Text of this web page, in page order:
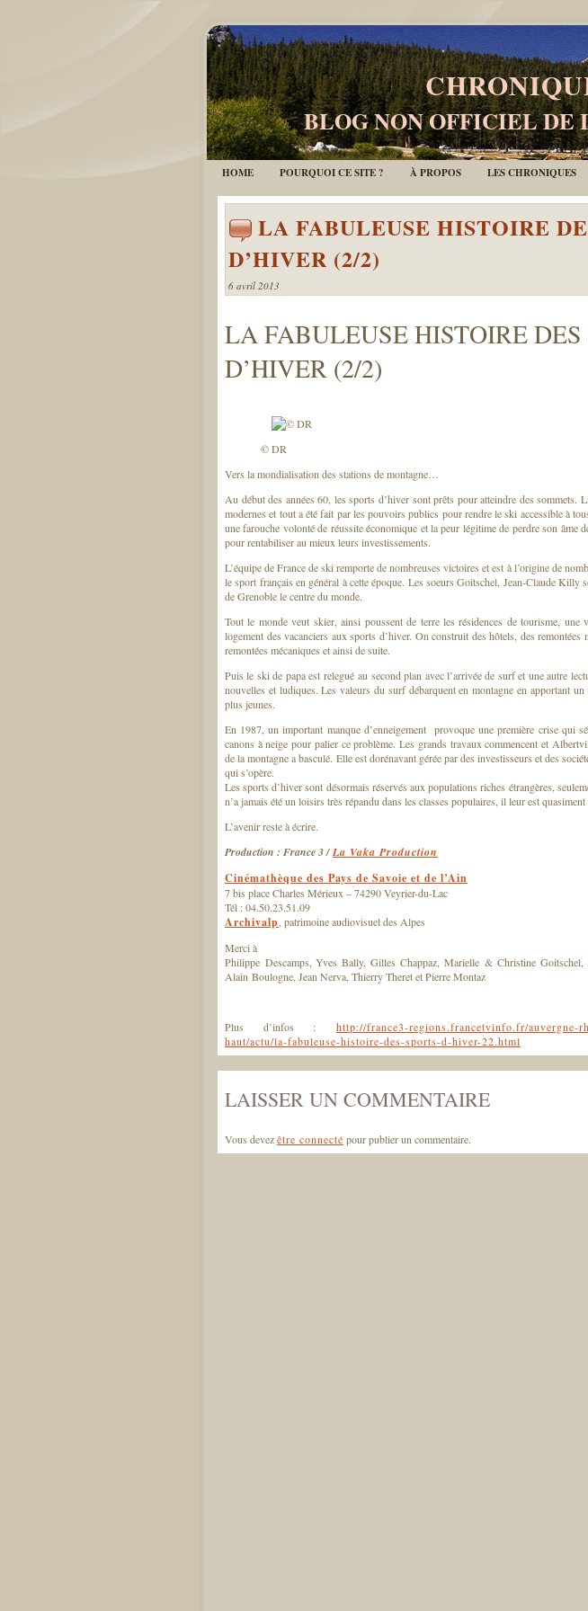
BLOG NON OFFICIEL DE
HOME POURQUOI CE SITE ? À PROPOS LES CHRONIQUES
LA FABULEUSE HISTOIRE
D’HIVER (2/2)
6 avril 2013
LA FABULEUSE HISTOIRE DES
D’HIVER (2/2)
© DR
Vers la mondialisation des stations de montagne…
Au début des années 60, les sports d’hiver sont prêts pour atteindre des sommets.
modernes et tout a été fait par les pouvoirs publics pour rendre le ski accessible à
une farouche volonté de réussite économique et la peur légitime de perdre son âme
pour rentabiliser au mieux leurs investissements.
L’équipe de France de ski remporte de nombreuses victoires et est à l’origine de
le sport français en général à cette époque. Les soeurs Goitschel, Jean-Claude
de Grenoble le centre du monde.
Tout le monde veut skier, ainsi poussent de terre les résidences de tourisme, une
logement des vacanciers aux sports d’hiver. On construit des hôtels, des remontées
remontées mécaniques et ainsi de suite.
Puis le ski de papa est relegué au second plan avec l’arrivée de surf et une autre
nouvelles et ludiques. Les valeurs du surf débarquent en montagne en apportant
plus jeunes.
En 1987, un important manque d’enneigement provoque une première crise qui
canons à neige pour palier ce problème. Les grands travaux commencent et
de la montagne a basculé. Elle est dorénavant gérée par des investisseurs et des
qui s’opère.
Les sports d’hiver sont désormais réservés aux populations riches étrangères,
n’a jamais été un loisirs très répandu dans les classes populaires, il leur est
L’avenir reste à écrire.
Production : France 3 /La Vaka Production
Cinémathèque des Pays de Savoie et de l’Ain
7 bis place Charles Mérieux – 74290 Veyrier-du-Lac
Tél : 04.50.23.51.09
Archivalp , patrimoine audiovisuel des Alpes
Merci à
Philippe Descamps, Yves Bally, Gilles Chappaz, Marielle & Christine Goitschel,
Alain Boulogne, Jean Nerva, Thierry Theret et Pierre Montaz
Plus d’infos : http://france3-regions.francetvinfo.fr/auvergne-
haut/actu/la-fabuleuse-histoire-des-sports-d-hiver-22.html
LAISSER UN COMMENTAIRE
Vous devezêtre connecté pour publier un commentaire.